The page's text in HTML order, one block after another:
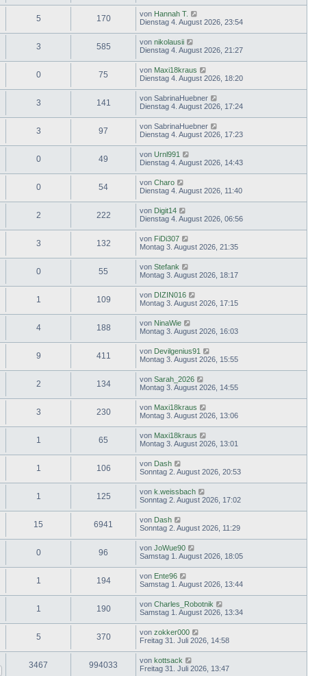
5 170 von Hannah T.
Dienstag 4. August 2026, 23:54
3 585 von nikolausii
Dienstag 4. August 2026, 21:27
0 75 von Maxi18kraus
Dienstag 4. August 2026, 18:20
3 141 von SabrinaHuebner
Dienstag 4. August 2026, 17:24
3 97 von SabrinaHuebner
Dienstag 4. August 2026, 17:23
0 49 von Urnl991
Dienstag 4. August 2026, 14:43
0 54 von Charo
Dienstag 4. August 2026, 11:40
2 222 von Digit14
Dienstag 4. August 2026, 06:56
3 132 von FiDi307
Montag 3. August 2026, 21:35
0 55 von Stefank
Montag 3. August 2026, 18:17
1 109 von DIZIN016
Montag 3. August 2026, 17:15
4 188 von NinaWie
Montag 3. August 2026, 16:03
9 411 von Devilgenius91
Montag 3. August 2026, 15:55
2 134 von Sarah_2026
Montag 3. August 2026, 14:55
3 230 von Maxi18kraus
Montag 3. August 2026, 13:06
1 65 von Maxi18kraus
Montag 3. August 2026, 13:01
1 106 von Dash
Sonntag 2. August 2026, 20:53
1 125 von k.weissbach
Sonntag 2. August 2026, 17:02
15 6941 von Dash
Sonntag 2. August 2026, 11:29
0 96 von JoWue90
Samstag 1. August 2026, 18:05
1 194 von Ente96
Samstag 1. August 2026, 13:44
1 190 von Charles_Robotnik
Samstag 1. August 2026, 13:34
5 370 von zokker000
Freitag 31. Juli 2026, 14:58
3467 994033 von kottsack
Freitag 31. Juli 2026, 13:47